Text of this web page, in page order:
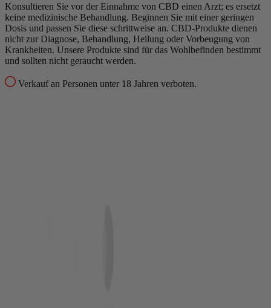
Konsultieren Sie vor der Einnahme von CBD einen Arzt; es ersetzt
keine medizinische Behandlung. Beginnen Sie mit einer geringen
Dosis und passen Sie diese schrittweise an. CBD-Produkte dienen
nicht zur Diagnose, Behandlung, Heilung oder Vorbeugung von
Krankheiten. Unsere Produkte sind für das Wohlbefinden bestimmt
und sollten nicht geraucht werden.
Verkauf an Personen unter 18 Jahren verboten.